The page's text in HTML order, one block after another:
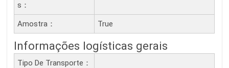
S：
Amostra： True
Informações logísticas gerais
Tipo De Transporte：